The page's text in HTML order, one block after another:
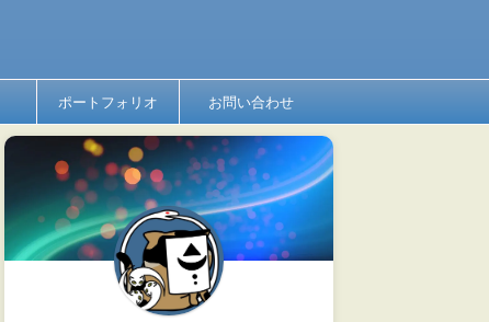
ポートフォリオ お問い合わせ